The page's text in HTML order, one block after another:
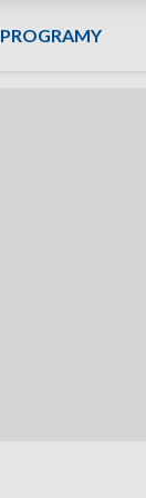
PROGRAMY